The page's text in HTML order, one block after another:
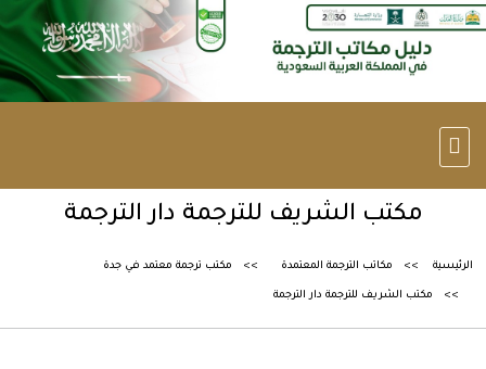
مكتب الشريف للترجمة دار الترجمة
الرئيسية مكاتب الترجمة المعتمدة مكتب ترجمة معتمد في جدة
مكتب الشريف للترجمة دار الترجمة